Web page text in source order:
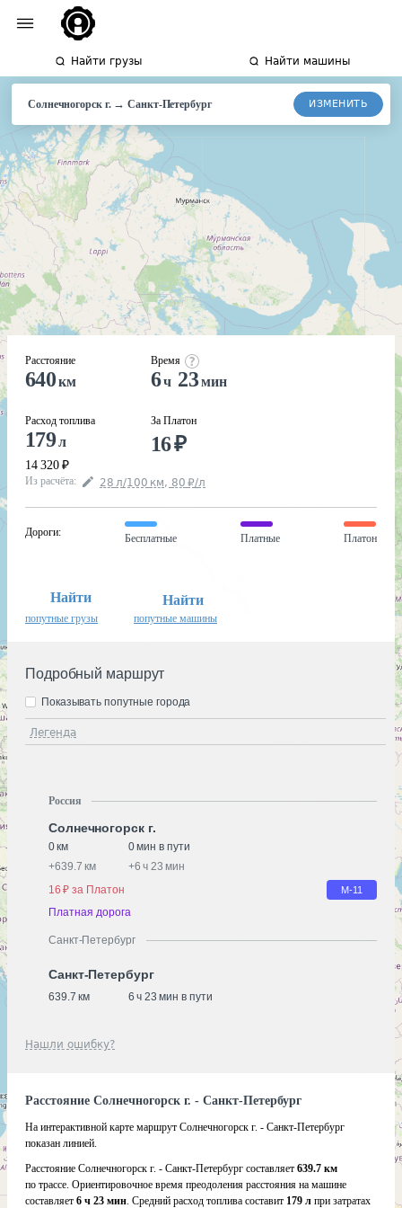
Найти грузы Найти машины
Солнечногорск г.→Санкт-Петербург ИЗМЕНИТЬ
Расстояние
640км
Расход топлива
179л
14 320 ₽
Время
6ч 23мин
За Платон
16₽
Из расчёта: 28 л/100 км, 80 ₽/л
Дороги:
Бесплатные Платные Платон
Найти
попутные грузы
Найти
попутные машины
Подробный маршрут
Легенда
Показывать попутные города
Россия
Солнечногорск г.
0 км
0 мин в пути
+639.7 км +6 ч 23 мин
16 ₽ за Платон
М-11
Платная дорога
Санкт-Петербург
Санкт-Петербург
639.7 км 6 ч 23 мин в пути
Нашли ошибку?
Расстояние Солнечногорск г. - Санкт-Петербург
На интерактивной карте маршрут Солнечногорск г. - Санкт-Петербург
показан линией.
Расстояние Солнечногорск г. - Санкт-Петербург составляет 639.7 км
по трассе. Ориентировочное время преодоления расстояния на машине
составляет 6 ч 23 мин. Средний расход топлива составит 179 л при затратах